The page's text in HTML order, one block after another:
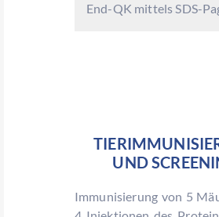
End-QK mittels SDS-
UND
Immunisierung von 5